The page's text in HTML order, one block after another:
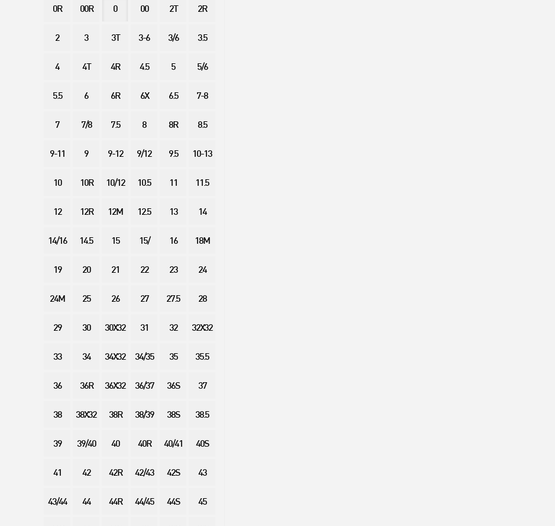
0R 00R 0 00 2T 2R
2 3 3T 3-6 3/6 3.5
4 4T 4R 4.5 5 5/6
5.5 6 6R 6X 6.5 7-8
7 7/8 7.5 8 8R 8.5
9-11 9 9-12 9/12 9.5 10-13
10 10R 10/12 10.5 11 11.5
12 12R 12M 12.5 13 14
14/16 14.5 15 15/ 16 18M
19 20 21 22 23 24
24M 25 26 27 27.5 28
29 30 30X32 31 32 32X32
33 34 34X32 34/35 35 35.5
36 36R 36X32 36/37 36S 37
38 38X32 38R 38/39 38S 38.5
39 39/40 40 40R 40/41 40S
41 42 42R 42/43 42S 43
43/44 44 44R 44/45 44S 45